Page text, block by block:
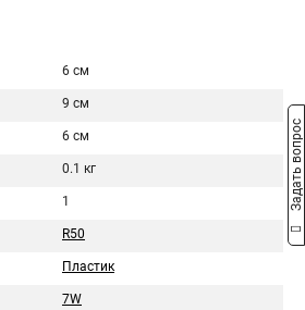
6 см
9 см
6 см
0.1 кг
1
R50
Пластик
7W
Задать вопрос